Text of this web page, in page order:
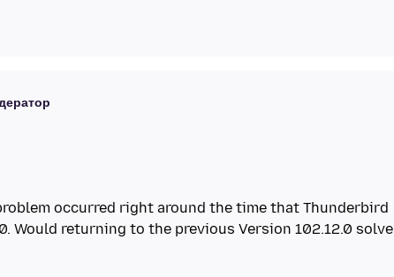
occurred right around the time that Thunderbird
Would returning to the previous Version 102.12.0 solve